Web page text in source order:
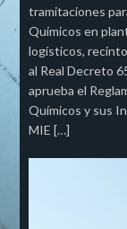
tramitaciones
Químicos en
logísticos,
al Real Decreto
aprueba el
Químicos y sus
MIE […]